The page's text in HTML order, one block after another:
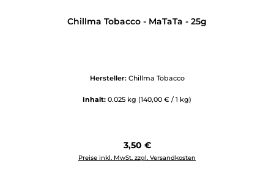
Chillma Tobacco - MaTaTa - 25g
Hersteller: Chillma Tobacco
Inhalt: 0.025 kg (140,00 € / 1 kg)
Regulärer Preis:
3,50 €
Preise inkl. MwSt. zzgl. Versandkosten